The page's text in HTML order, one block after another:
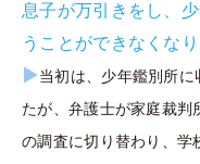
息子が万引きをし、
うことができなくな
▶当初は、少年鑑別所
たが、弁護士が家庭裁判
の調査に切り替わり、学